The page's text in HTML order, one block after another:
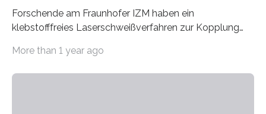
Forschende am Fraunhofer IZM haben ein
klebstofffreies Laserschweißverfahren zur Kopplung
optischen Glasfasern realisiert, welches auch in
More than 1 year ago